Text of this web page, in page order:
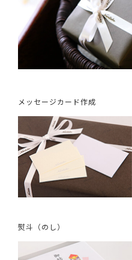
メッセージカード作成
熨斗（のし）